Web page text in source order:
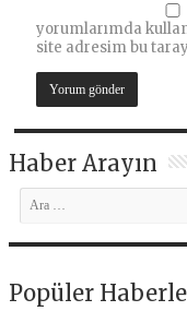
yorumlarımda
site adresim bu
Haber Arayın
Popüler